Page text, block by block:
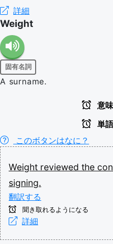
詳細
Weight
固有名詞
A surname.
意
単
このボタンはなに？
Weight reviewed the
signing.
翻訳する
聞き取れるようになる
詳細